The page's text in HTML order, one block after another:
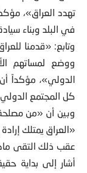
تهدد العراق»،
في البلد وبناء
وتابع: «قدمنا
ووضع لمساتهم
الدولي»، مؤكداً
كل المجتمع
وبين أن «من مصلحة
«العراق يمتلك
عقب ذلك التقى
أشار إلى بداية